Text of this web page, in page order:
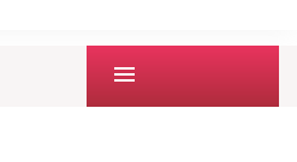
Промо товары